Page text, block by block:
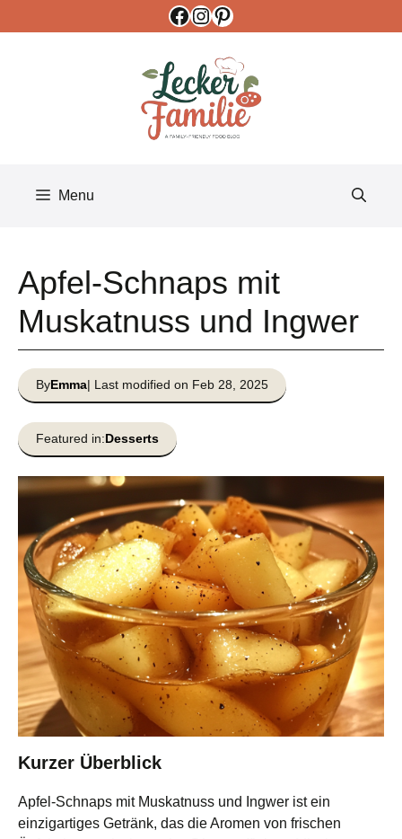
Facebook
Instagram
Pinterest
Menu
Apfel-Schnaps mit
Muskatnuss und Ingwer
ByEmma| Last modified on Feb 28, 2025
Featured in:Desserts
Kurzer Überblick
Apfel-Schnaps mit Muskatnuss und Ingwer ist ein
einzigartiges Getränk, das die Aromen von frischen